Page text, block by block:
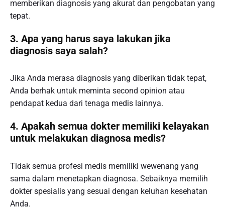
memberikan diagnosis yang akurat dan pengobatan yang
tepat.
3. Apa yang harus saya lakukan jika
diagnosis saya salah?
Jika Anda merasa diagnosis yang diberikan tidak tepat,
Anda berhak untuk meminta second opinion atau
pendapat kedua dari tenaga medis lainnya.
4. Apakah semua dokter memiliki kelayakan
untuk melakukan diagnosa medis?
Tidak semua profesi medis memiliki wewenang yang
sama dalam menetapkan diagnosa. Sebaiknya memilih
dokter spesialis yang sesuai dengan keluhan kesehatan
Anda.